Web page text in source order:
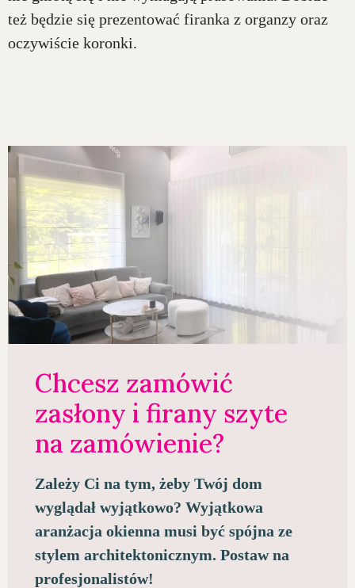
też będzie się prezentować firanka z organzy oraz
oczywiście koronki.
Chcesz zamówić
zasłony i firany szyte
na zamówienie?
Zależy Ci na tym, żeby Twój dom
wyglądał wyjątkowo? Wyjątkowa
aranżacja okienna musi być spójna ze
stylem architektonicznym. Postaw na
profesjonalistów!